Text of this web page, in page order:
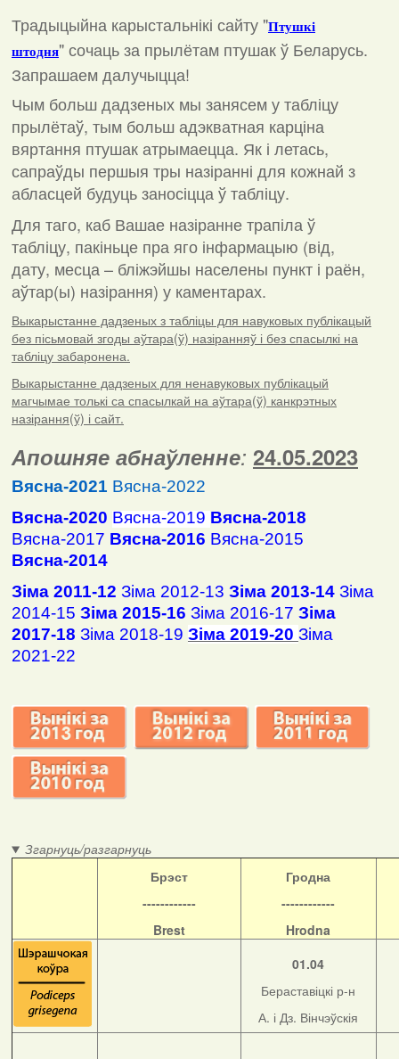
Традыцыйна карыстальнікі сайту "Птушкі
штодня"сочаць за прылётам птушак ў Беларусь.
Запрашаем далучыцца!
Чым больш дадзеных мы занясем у табліцу
прылётаў, тым больш адэкватная карціна
вяртання птушак атрымаецца. Як і летась,
сапраўды першыя тры назіранні для кожнай з
абласцей будуць заносіцца ў табліцу.
Для таго, каб Вашае назіранне трапіла ў
табліцу, пакіньце пра яго інфармацыю (від,
дату, месца – бліжэйшы населены пункт і раён,
аўтар(ы) назірання) у каментарах.
Выкарыстанне дадзеных з табліцы для навуковых публікацый
без пісьмовай згоды аўтара(ў) назіранняў і без спасылкі на
табліцу забаронена.
Выкарыстанне дадзеных для ненавуковых публікацый
магчымае толькі са спасылкай на аўтара(ў) канкрэтных
назірання(ў) і сайт.
Апошняе абнаўленне: 24.05.2023
Вясна-2021 Вясна-2022
Вясна-2020 Вясна-2019 Вясна-2018
Вясна-2017 Вясна-2016 Вясна-2015
Вясна-2014
Зіма 2011-12 Зіма 2012-13 Зіма 2013-14 Зіма
2014-15 Зіма 2015-16 Зіма 2016-17 Зіма
2017-18 Зіма 2018-19 Зіма 2019-20 Зіма
2021-22
Згарнуць/разгарнуць
Брэст
------------
Brest
Гродна
------------
Hrodna
01.04
Бераставіцкі р-н
А. і Дз. Вінчэўскія